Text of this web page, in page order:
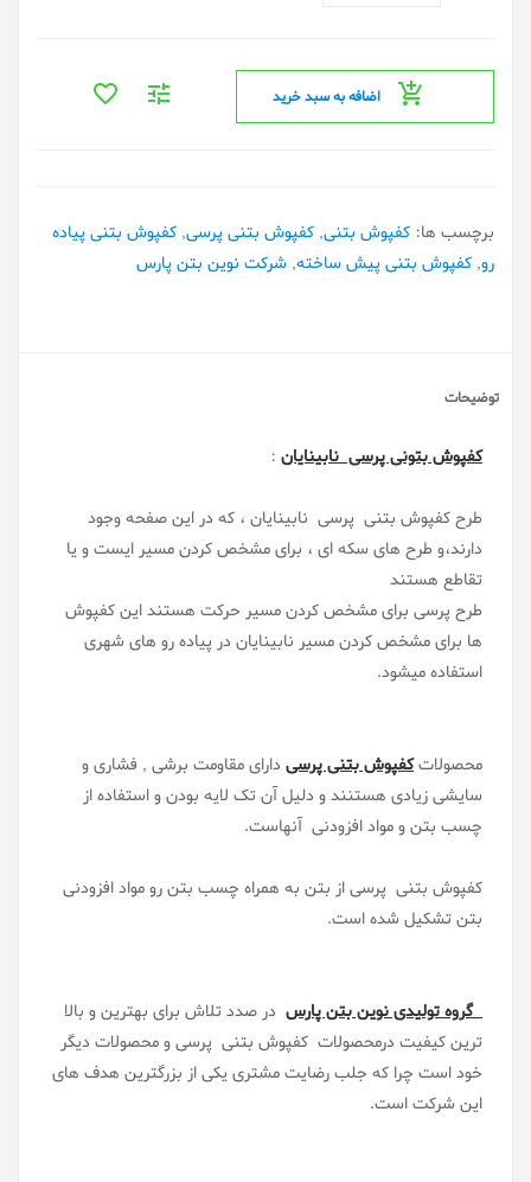
اضافه به سبد خرید
برچسب ها: کفپوش بتنی, کفپوش بتنی پرسی, کفپوش بتنی پیاده
رو, کفپوش بتنی پیش ساخته, شرکت نوین بتن پارس
توضیحات
کفپوش بتونی پرسی نابینایان :
طرح کفپوش بتنی پرسی نابینایان ، که در این صفحه وجود
دارند،و طرح های سکه ای ، برای مشخص کردن مسیر ایست و یا
تقاطع هستند
طرح پرسی برای مشخص کردن مسیر حرکت هستند این کفپوش
ها برای مشخص کردن مسیر نابینایان در پیاده رو های شهری
استفاده میشود.
محصولاتکفپوش بتنی پرسی دارای مقاومت برشی , فشاری و
سایشی زیادی هستنند و دلیل آن تک لایه بودن و استفاده از
چسب بتن و مواد افزودنی آنهاست.
کفپوش بتنی پرسی از بتن به همراه چسب بتن رو مواد افزودنی
بتن تشکیل شده است.
گروه تولیدی نوین بتن پارس در صدد تلاش برای بهترین و بالا
ترین کیفیت درمحصولات کفپوش بتنی پرسی و محصولات دیگر
خود است چرا که جلب رضایت مشتری یکی از بزرگترین هدف های
این شرکت است.